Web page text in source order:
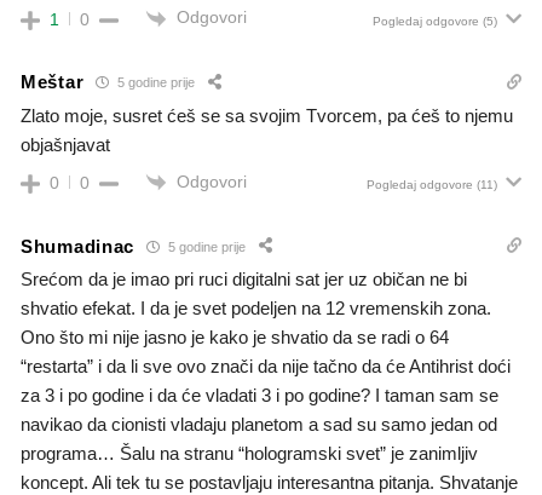
1 0 Odgovori Pogledaj odgovore (5)
Meštar 5 godine prije
Zlato moje, susret ćeš se sa svojim Tvorcem, pa ćeš to njemu
objašnjavat
0 0 Odgovori Pogledaj odgovore (11)
Shumadinac 5 godine prije
Srećom da je imao pri ruci digitalni sat jer uz običan ne bi
shvatio efekat. I da je svet podeljen na 12 vremenskih zona.
Ono što mi nije jasno je kako je shvatio da se radi o 64
“restarta” i da li sve ovo znači da nije tačno da će Antihrist doći
za 3 i po godine i da će vladati 3 i po godine? I taman sam se
navikao da cionisti vladaju planetom a sad su samo jedan od
programa… Šalu na stranu “hologramski svet” je zanimljiv
koncept. Ali tek tu se postavljaju interesantna pitanja. Shvatanje